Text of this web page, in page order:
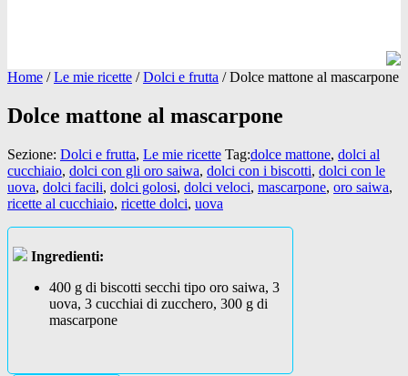
Home /Le mie ricette /Dolci e frutta /Dolce mattone al mascarpone
Dolce mattone al mascarpone
Sezione: Dolci e frutta, Le mie ricette Tag:dolce mattone, dolci al
cucchiaio, dolci con gli oro saiwa, dolci con i biscotti, dolci con le
uova, dolci facili, dolci golosi, dolci veloci, mascarpone, oro saiwa,
ricette al cucchiaio, ricette dolci, uova
Ingredienti:
400 g di biscotti secchi tipo oro saiwa, 3
uova, 3 cucchiai di zucchero, 300 g di
mascarpone